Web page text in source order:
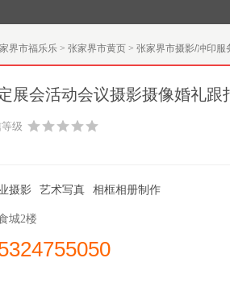
界市福乐乐 > 张家界市黄页 > 张家界市摄影/冲印服
展会活动会议摄影摄像婚礼跟
级
摄影 艺术写真 相框相册制作
城2楼